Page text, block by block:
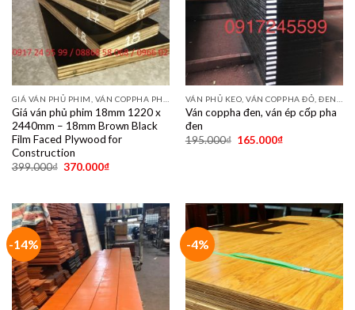
Giá ván phủ phim 18mm 1220 x
2440mm – 18mm Brown Black
Film Faced Plywood for
Construction
399.000₫ 370.000₫
Ván coppha đen, ván ép cốp pha
đen
195.000₫ 165.000₫
-14% -4%